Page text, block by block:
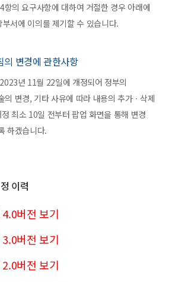
의 요구사항에 대하여 거절한 경우 아래에
서에 이의를 제기할 수 있습니다.
의 변경에 관한사항
년 11월 22일에 개정되어 정부의
의 변경, 기타 사유에 따라 내용의 추가ㆍ삭제
최소 10일 전부터 팝업 화면을 통해 변경
하겠습니다.
이력
버전 보기
버전 보기
버전 보기